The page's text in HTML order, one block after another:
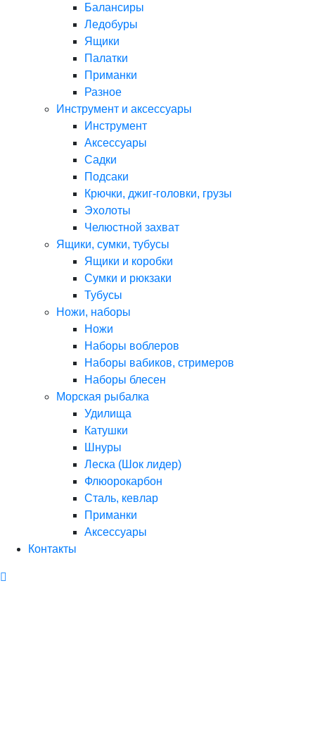
Балансиры
Ледобуры
Ящики
Палатки
Приманки
Разное
Инструмент и аксессуары
Инструмент
Аксессуары
Садки
Подсаки
Крючки, джиг-головки, грузы
Эхолоты
Челюстной захват
Ящики, сумки, тубусы
Ящики и коробки
Сумки и рюкзаки
Тубусы
Ножи, наборы
Ножи
Наборы воблеров
Наборы вабиков, стримеров
Наборы блесен
Морская рыбалка
Удилища
Катушки
Шнуры
Леска (Шок лидер)
Флюорокарбон
Сталь, кевлар
Приманки
Аксессуары
Контакты